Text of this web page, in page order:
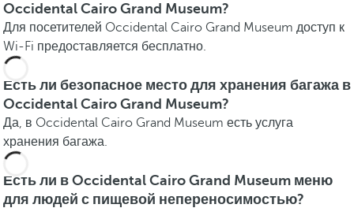
Occidental Cairo Grand Museum?
Для посетителей Occidental Cairo Grand Museum доступ к
Wi-Fi предоставляется бесплатно.
Есть ли безопасное место для хранения багажа в
Occidental Cairo Grand Museum?
Да, в Occidental Cairo Grand Museum есть услуга
хранения багажа.
Есть ли в Occidental Cairo Grand Museum меню
для людей с пищевой непереносимостью?